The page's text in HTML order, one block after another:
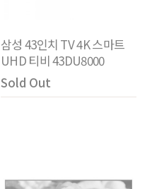
삼성 43인치 TV 4K 스마트
UHD 티비 43DU8000
Sold Out